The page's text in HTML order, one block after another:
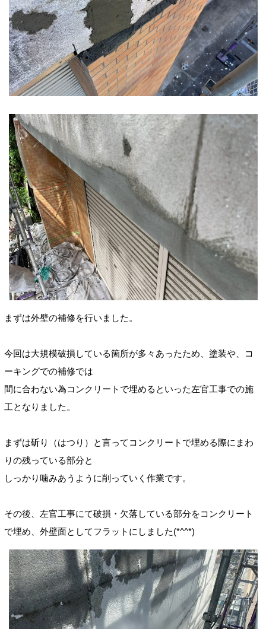
まずは外壁の補修を行いました。
今回は大規模破損している箇所が多々あったため、塗装や、コ
ーキングでの補修では
間に合わない為コンクリートで埋めるといった左官工事での施
工となりました。
まずは斫り（はつり）と言ってコンクリートで埋める際にまわ
りの残っている部分と
しっかり噛みあうように削っていく作業です。
その後、左官工事にて破損・欠落している部分をコンクリート
で埋め、外壁面としてフラットにしました(*^^*)